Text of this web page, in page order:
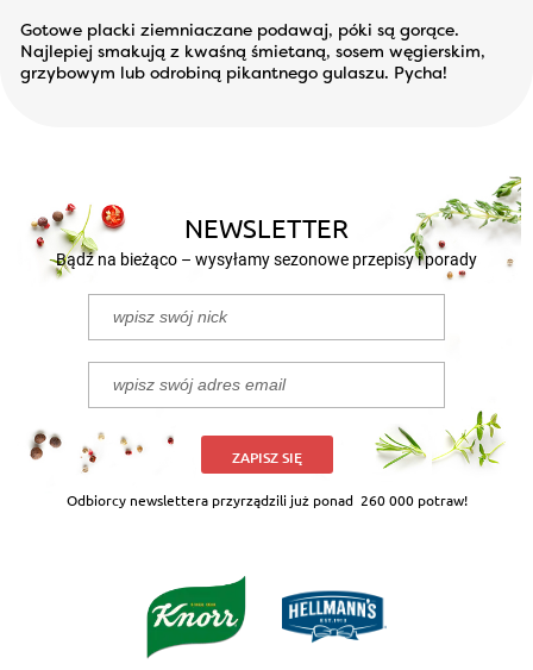
Gotowe placki ziemniaczane podawaj, póki są gorące.
Najlepiej smakują z kwaśną śmietaną, sosem węgierskim,
grzybowym lub odrobiną pikantnego gulaszu. Pycha!
NEWSLETTER
Bądź na bieżąco – wysyłamy sezonowe przepisy i porady
ZAPISZ SIĘ
Odbiorcy newslettera przyrządzili już ponad 260 000 potraw!